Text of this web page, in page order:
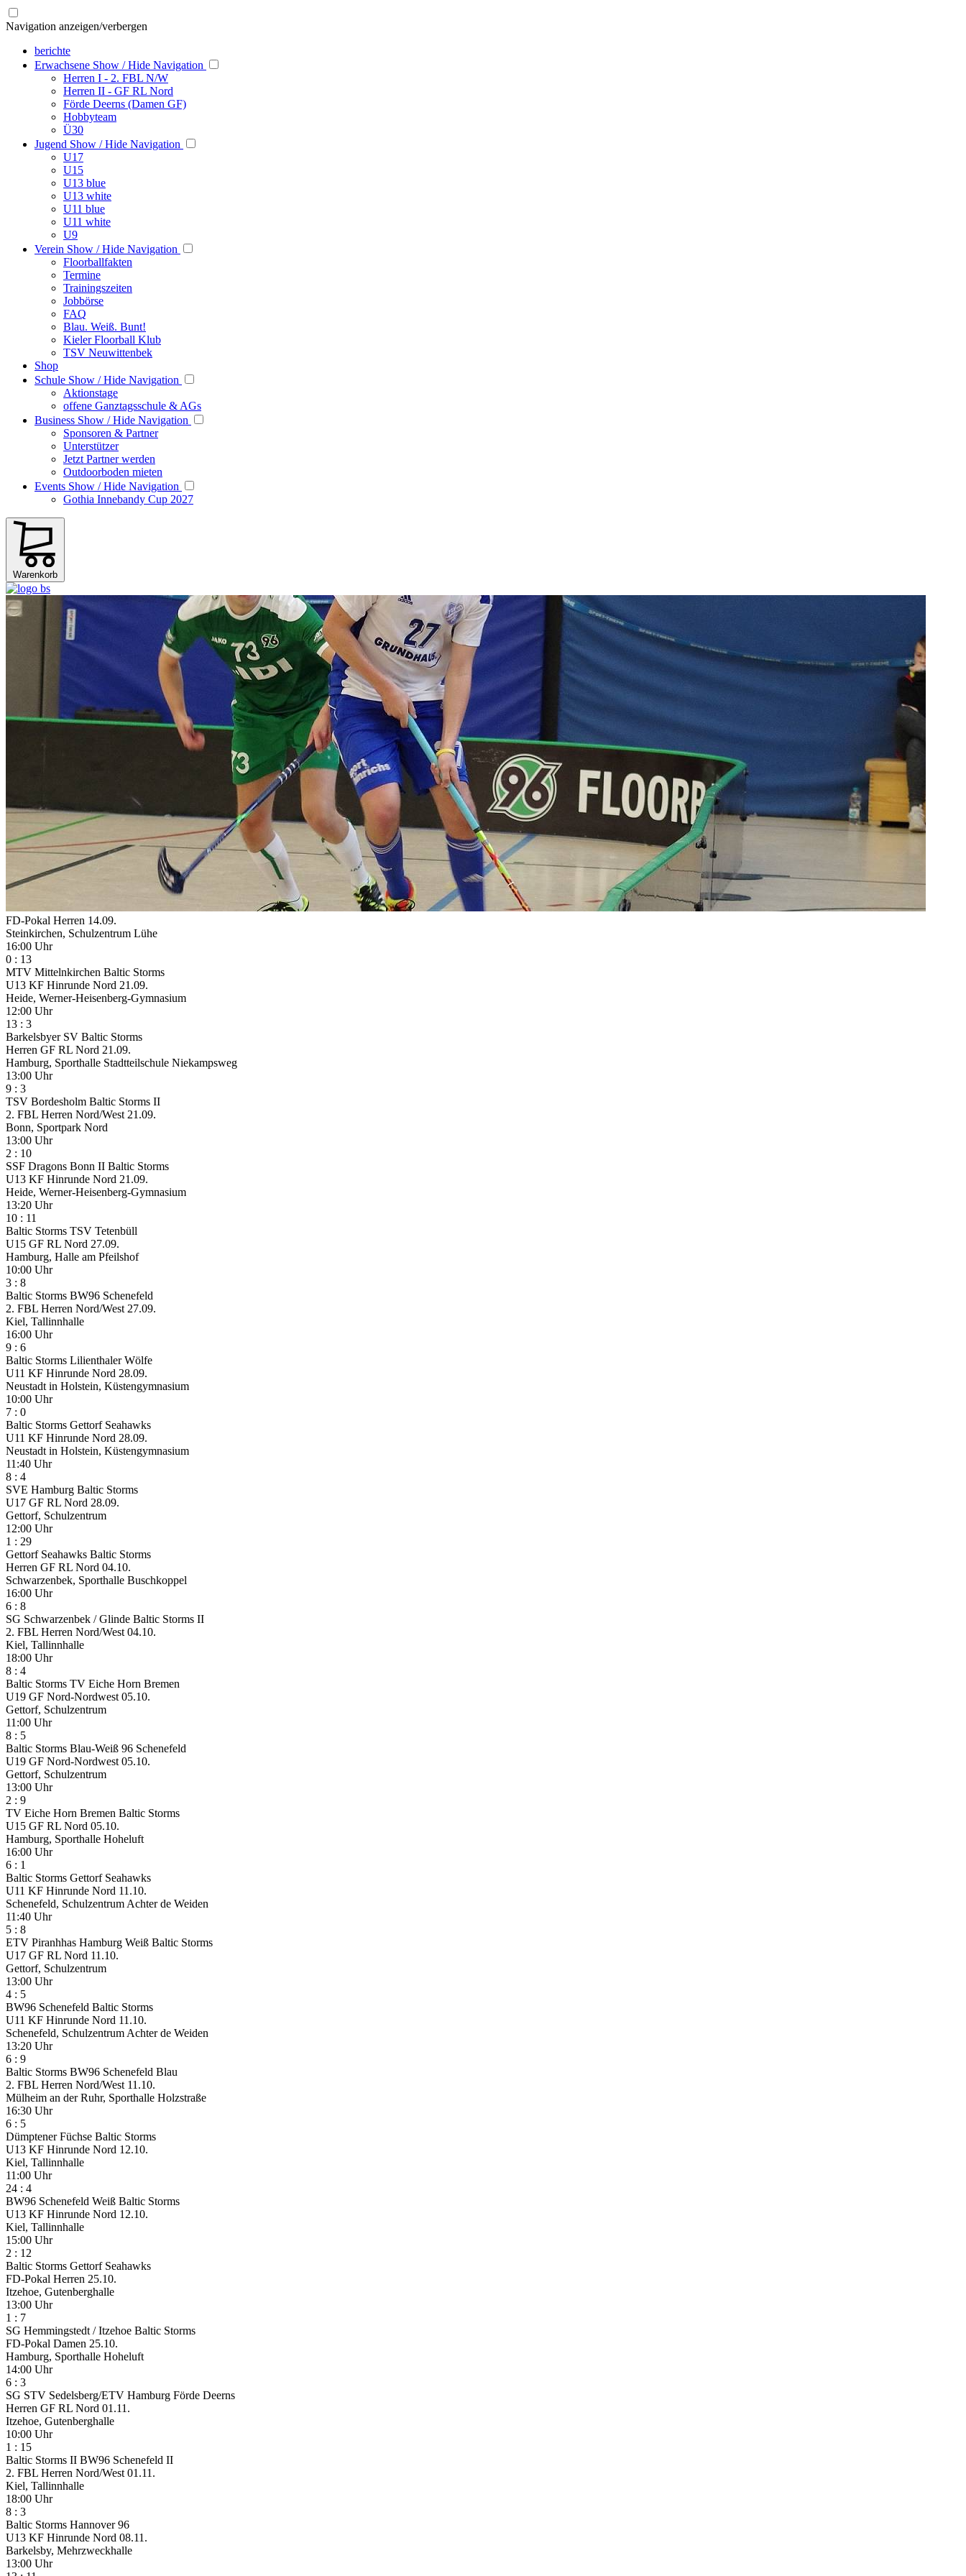
Navigation anzeigen/verbergen
berichte
Erwachsene Show / Hide Navigation
Herren I - 2. FBL N/W
Herren II - GF RL Nord
Förde Deerns (Damen GF)
Hobbyteam
Ü30
Jugend Show / Hide Navigation
U17
U15
U13 blue
U13 white
U11 blue
U11 white
U9
Verein Show / Hide Navigation
Floorballfakten
Termine
Trainingszeiten
Jobbörse
FAQ
Blau. Weiß. Bunt!
Kieler Floorball Klub
TSV Neuwittenbek
Shop
Schule Show / Hide Navigation
Aktionstage
offene Ganztagsschule & AGs
Business Show / Hide Navigation
Sponsoren & Partner
Unterstützer
Jetzt Partner werden
Outdoorboden mieten
Events Show / Hide Navigation
Gothia Innebandy Cup 2027
Warenkorb
FD-Pokal Herren 14.09.
Steinkirchen, Schulzentrum Lühe
16:00 Uhr
0 : 13
MTV Mittelnkirchen Baltic Storms
U13 KF Hinrunde Nord 21.09.
Heide, Werner-Heisenberg-Gymnasium
12:00 Uhr
13 : 3
Barkelsbyer SV Baltic Storms
Herren GF RL Nord 21.09.
Hamburg, Sporthalle Stadtteilschule Niekampsweg
13:00 Uhr
9 : 3
TSV Bordesholm Baltic Storms II
2. FBL Herren Nord/West 21.09.
Bonn, Sportpark Nord
13:00 Uhr
2 : 10
SSF Dragons Bonn II Baltic Storms
U13 KF Hinrunde Nord 21.09.
Heide, Werner-Heisenberg-Gymnasium
13:20 Uhr
10 : 11
Baltic Storms TSV Tetenbüll
U15 GF RL Nord 27.09.
Hamburg, Halle am Pfeilshof
10:00 Uhr
3 : 8
Baltic Storms BW96 Schenefeld
2. FBL Herren Nord/West 27.09.
Kiel, Tallinnhalle
16:00 Uhr
9 : 6
Baltic Storms Lilienthaler Wölfe
U11 KF Hinrunde Nord 28.09.
Neustadt in Holstein, Küstengymnasium
10:00 Uhr
7 : 0
Baltic Storms Gettorf Seahawks
U11 KF Hinrunde Nord 28.09.
Neustadt in Holstein, Küstengymnasium
11:40 Uhr
8 : 4
SVE Hamburg Baltic Storms
U17 GF RL Nord 28.09.
Gettorf, Schulzentrum
12:00 Uhr
1 : 29
Gettorf Seahawks Baltic Storms
Herren GF RL Nord 04.10.
Schwarzenbek, Sporthalle Buschkoppel
16:00 Uhr
6 : 8
SG Schwarzenbek / Glinde Baltic Storms II
2. FBL Herren Nord/West 04.10.
Kiel, Tallinnhalle
18:00 Uhr
8 : 4
Baltic Storms TV Eiche Horn Bremen
U19 GF Nord-Nordwest 05.10.
Gettorf, Schulzentrum
11:00 Uhr
8 : 5
Baltic Storms Blau-Weiß 96 Schenefeld
U19 GF Nord-Nordwest 05.10.
Gettorf, Schulzentrum
13:00 Uhr
2 : 9
TV Eiche Horn Bremen Baltic Storms
U15 GF RL Nord 05.10.
Hamburg, Sporthalle Hoheluft
16:00 Uhr
6 : 1
Baltic Storms Gettorf Seahawks
U11 KF Hinrunde Nord 11.10.
Schenefeld, Schulzentrum Achter de Weiden
11:40 Uhr
5 : 8
ETV Piranhhas Hamburg Weiß Baltic Storms
U17 GF RL Nord 11.10.
Gettorf, Schulzentrum
13:00 Uhr
4 : 5
BW96 Schenefeld Baltic Storms
U11 KF Hinrunde Nord 11.10.
Schenefeld, Schulzentrum Achter de Weiden
13:20 Uhr
6 : 9
Baltic Storms BW96 Schenefeld Blau
2. FBL Herren Nord/West 11.10.
Mülheim an der Ruhr, Sporthalle Holzstraße
16:30 Uhr
6 : 5
Dümptener Füchse Baltic Storms
U13 KF Hinrunde Nord 12.10.
Kiel, Tallinnhalle
11:00 Uhr
24 : 4
BW96 Schenefeld Weiß Baltic Storms
U13 KF Hinrunde Nord 12.10.
Kiel, Tallinnhalle
15:00 Uhr
2 : 12
Baltic Storms Gettorf Seahawks
FD-Pokal Herren 25.10.
Itzehoe, Gutenberghalle
13:00 Uhr
1 : 7
SG Hemmingstedt / Itzehoe Baltic Storms
FD-Pokal Damen 25.10.
Hamburg, Sporthalle Hoheluft
14:00 Uhr
6 : 3
SG STV Sedelsberg/ETV Hamburg Förde Deerns
Herren GF RL Nord 01.11.
Itzehoe, Gutenberghalle
10:00 Uhr
1 : 15
Baltic Storms II BW96 Schenefeld II
2. FBL Herren Nord/West 01.11.
Kiel, Tallinnhalle
18:00 Uhr
8 : 3
Baltic Storms Hannover 96
U13 KF Hinrunde Nord 08.11.
Barkelsby, Mehrzweckhalle
13:00 Uhr